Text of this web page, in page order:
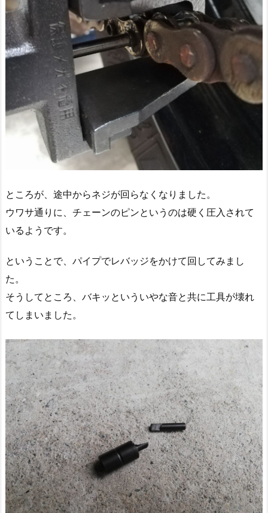
ところが、途中からネジが回らなくなりました。
ウワサ通りに、チェーンのピンというのは硬く圧入されて
いるようです。
ということで、パイプでレバッジをかけて回してみまし
た。
そうしてところ、バキッといういやな音と共に工具が壊れ
てしまいました。